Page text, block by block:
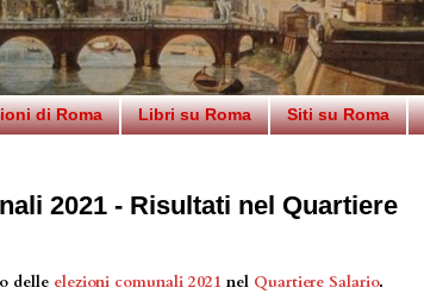
di Roma Libri su Roma Siti su Roma
2021 - Risultati nel Quartiere
delle elezioni comunali 2021 nel Quartiere Salario.